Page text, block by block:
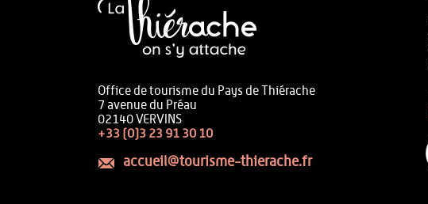
Office de tourisme du Pays de Thiérache
7 avenue du Préau
02140 VERVINS
+33 (0)3 23 91 30 10
accueil@tourisme-thierache.fr